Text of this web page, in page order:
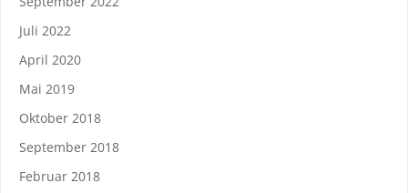
Juli 2022
April 2020
Mai 2019
Oktober 2018
September 2018
Februar 2018